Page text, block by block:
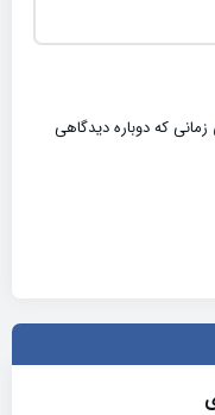
که دوباره دیدگاهی